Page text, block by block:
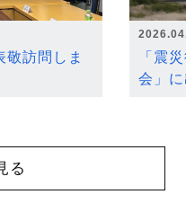
訪問しま
「震
会」
る